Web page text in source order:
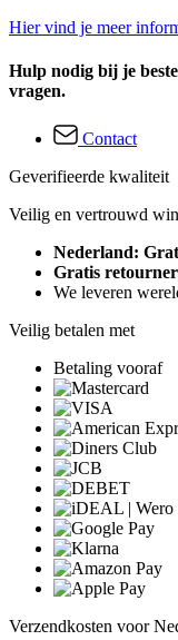
Hier vind je meer
Hulp nodig bij je
vragen.
Contact
Geverifieerde kwaliteit
Veilig en vertrouwd
Nederland:
Gratis
We leveren
Veilig betalen met
Betaling vooraf
Verzendkosten voor